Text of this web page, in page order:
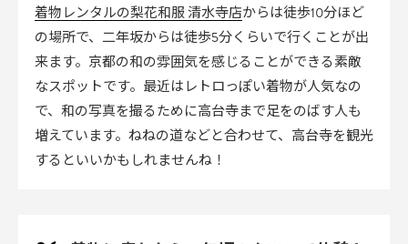
着物レンタルの梨花和服 清水寺店からは徒歩10分ほど
の場所で、二年坂からは徒歩5分くらいで行くことが出
来ます。京都の和の雰囲気を感じることができる素敵
なスポットです。最近はレトロっぽい着物が人気なの
で、和の写真を撮るために高台寺まで足をのばす人も
増えています。ねねの道などと合わせて、高台寺を観光
するといいかもしれませんね！